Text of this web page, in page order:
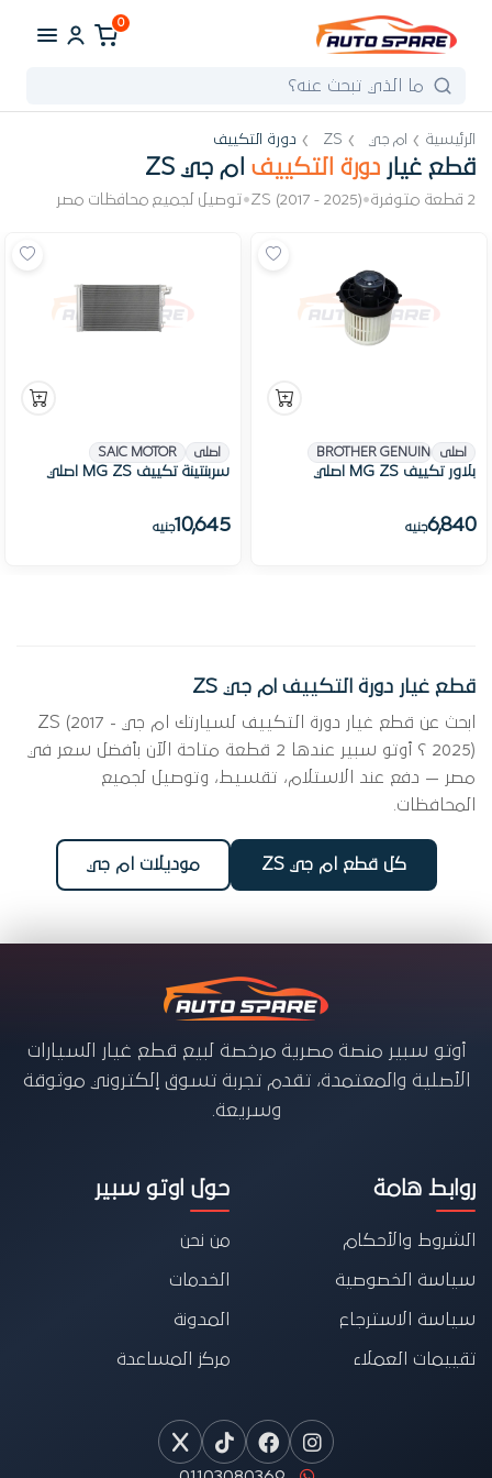
0
الرئيسية ام جي ZS دورة التكييف
قطع غيار دورة التكييف ام جي ZS
2 قطعة متوفرة •
ZS (2017 - 2025)
•توصيل لجميع محافظات مصر
اصلى
BROTHER GENUINE PARTS
بلاور تكييف MG ZS اصلي
6,840جنيه
اصلى SAIC MOTOR
سربنتينة تكييف MG ZS اصلي
10,645جنيه
قطع غيار دورة التكييف ام جي ZS
ابحث عن قطع غيار دورة التكييف لسيارتك ام جي ZS (2017 -
2025) ؟ أوتو سبير عندها 2 قطعة متاحة الآن بأفضل سعر في
مصر — دفع عند الاستلام، تقسيط، وتوصيل لجميع
المحافظات.
كل قطع ام جي ZS موديلات ام جي
أوتو سبير منصة مصرية مرخصة لبيع قطع غيار السيارات
الأصلية والمعتمدة، تقدم تجربة تسوق إلكتروني موثوقة
وسريعة.
روابط هامة
الشروط والأحكام
سياسة الخصوصية
سياسة الاسترجاع
تقييمات العملاء
حول اوتو سبير
من نحن
الخدمات
المدونة
مركز المساعدة